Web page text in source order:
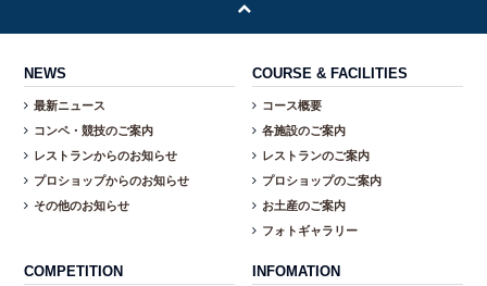
NEWS
最新ニュース
コンペ・競技のご案内
レストランからのお知らせ
プロショップからのお知らせ
その他のお知らせ
COURSE & FACILITIES
コース概要
各施設のご案内
レストランのご案内
プロショップのご案内
お土産のご案内
フォトギャラリー
COMPETITION INFOMATION